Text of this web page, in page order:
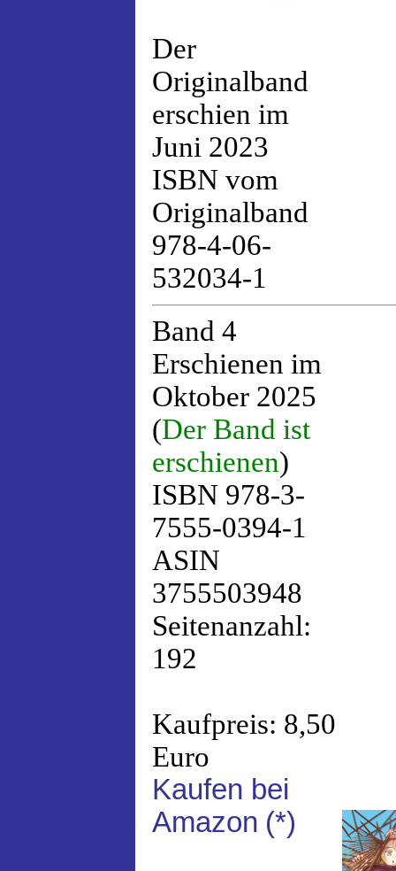
Der
Originalband
erschien im
Juni 2023
ISBN vom
Originalband
978-4-06-
532034-1
Band 4
Erschienen im
Oktober 2025
(Der Band ist
erschienen)
ISBN 978-3-
7555-0394-1
ASIN
3755503948
Seitenanzahl:
192
Kaufpreis: 8,50
Euro
Kaufen bei
Amazon (*)